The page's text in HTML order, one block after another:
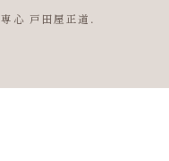
心 戸田屋正道.